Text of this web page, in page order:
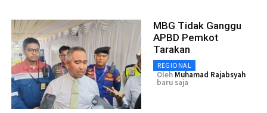
MBG Tidak Ganggu
APBD Pemkot
Tarakan
REGIONAL
Oleh Muhamad Rajabsyah
baru saja